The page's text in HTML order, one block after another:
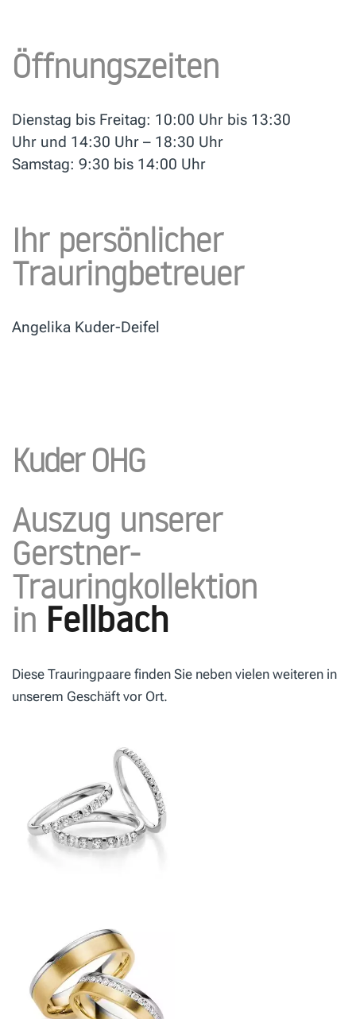
Öffnungszeiten
Dienstag bis Freitag: 10:00 Uhr bis 13:30
Uhr und 14:30 Uhr – 18:30 Uhr
Samstag: 9:30 bis 14:00 Uhr
Ihr persönlicher
Trauringbetreuer
Angelika Kuder-Deifel
Kuder OHG
Auszug unserer
Gerstner-
Trauringkollektion
in Fellbach
Diese Trauringpaare finden Sie neben vielen weiteren in
unserem Geschäft vor Ort.